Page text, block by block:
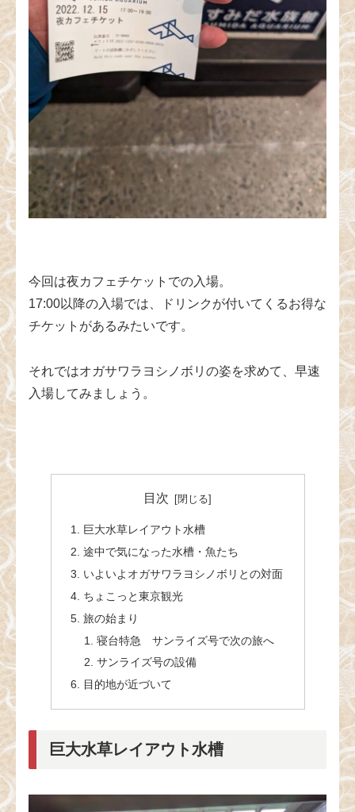
今回は夜カフェチケットでの入場。
17:00以降の入場では、ドリンクが付いてくるお得な
チケットがあるみたいです。
それではオガサワラヨシノボリの姿を求めて、早速
入場してみましょう。
目次
巨大水草レイアウト水槽
途中で気になった水槽・魚たち
いよいよオガサワラヨシノボリとの対面
ちょこっと東京観光
旅の始まり
寝台特急 サンライズ号で次の旅へ
サンライズ号の設備
目的地が近づいて
巨大水草レイアウト水槽